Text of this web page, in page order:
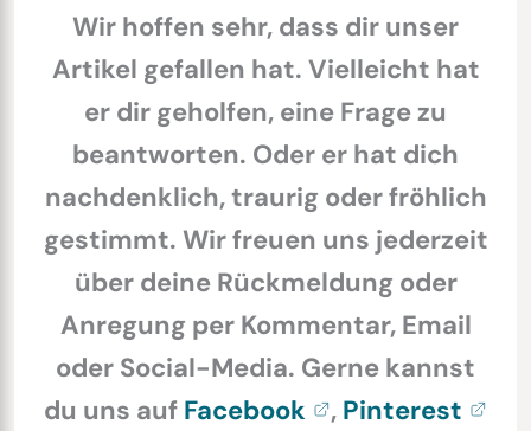
Wir hoffen sehr, dass dir unser
Artikel gefallen hat. Vielleicht hat
er dir geholfen, eine Frage zu
beantworten. Oder er hat dich
nachdenklich, traurig oder fröhlich
gestimmt. Wir freuen uns jederzeit
über deine Rückmeldung oder
Anregung per Kommentar, Email
oder Social-Media. Gerne kannst
du uns auf Facebook , Pinterest